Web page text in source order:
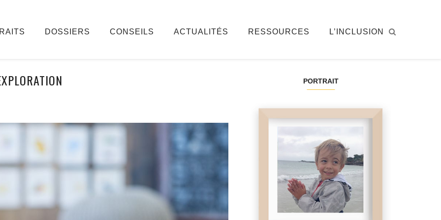
DOSSIERS CONSEILS ACTUALITÉS RESSOURCES L’INCLUSION
PORTRAIT